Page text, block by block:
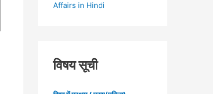
Affairs in Hindi
विषय सूची